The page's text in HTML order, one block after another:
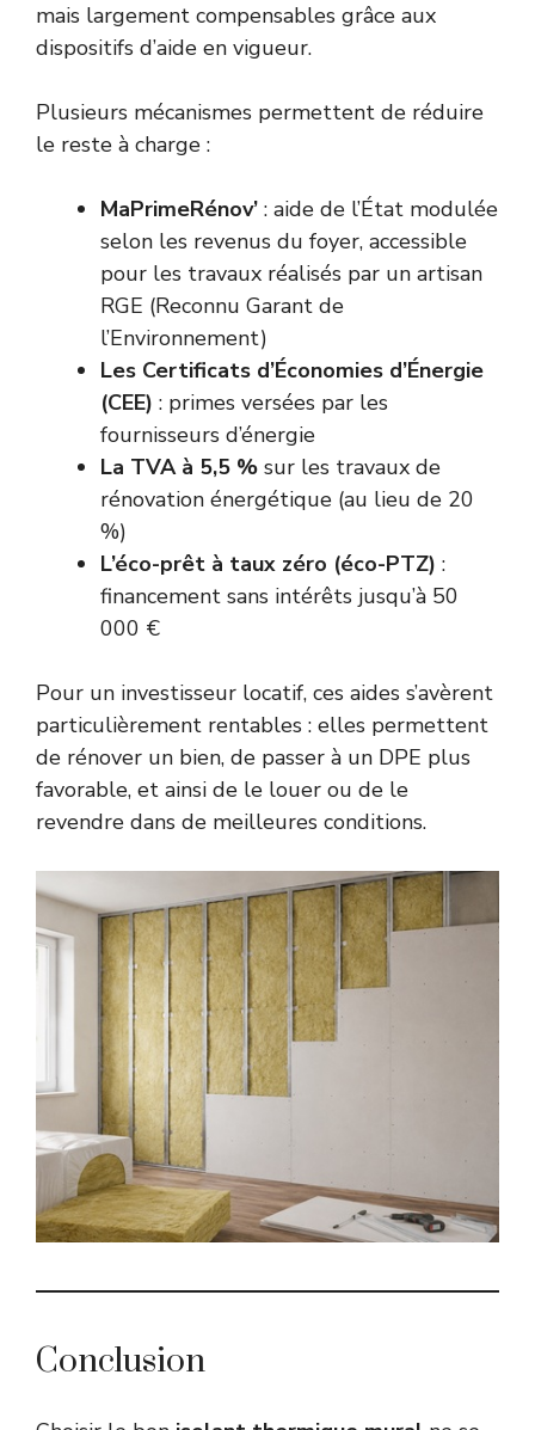
mais largement compensables grâce aux
dispositifs d’aide en vigueur.
Plusieurs mécanismes permettent de réduire
le reste à charge :
MaPrimeRénov’ : aide de l’État modulée
selon les revenus du foyer, accessible
pour les travaux réalisés par un artisan
RGE (Reconnu Garant de
l’Environnement)
Les Certificats d’Économies d’Énergie
(CEE) : primes versées par les
fournisseurs d’énergie
La TVA à 5,5 % sur les travaux de
rénovation énergétique (au lieu de 20
%)
L’éco-prêt à taux zéro (éco-PTZ) :
financement sans intérêts jusqu’à 50
000 €
Pour un investisseur locatif, ces aides s’avèrent
particulièrement rentables : elles permettent
de rénover un bien, de passer à un DPE plus
favorable, et ainsi de le louer ou de le
revendre dans de meilleures conditions.
Conclusion